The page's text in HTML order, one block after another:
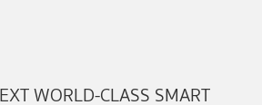
WORLD-CLASS SMART